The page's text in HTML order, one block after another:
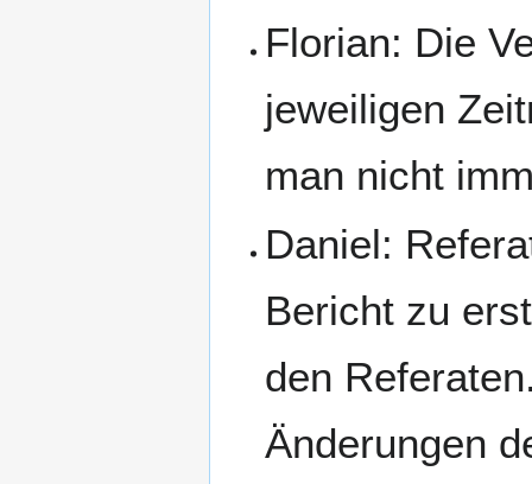
Florian: Die
jeweiligen
man nicht
Daniel:
Bericht zu
den
Änderungen